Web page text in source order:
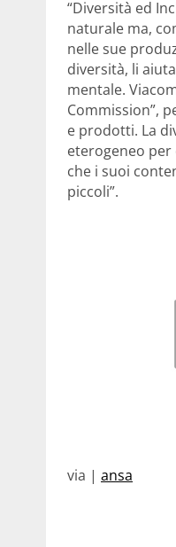
“Diversità ed
naturale ma,
nelle sue
diversità, li
mentale.
Commission”,
e prodotti. La
eterogeneo per
che i suoi
piccoli”.
via | ansa